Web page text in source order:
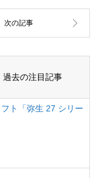
過去の注目記事
ト「弥生 27 シリー